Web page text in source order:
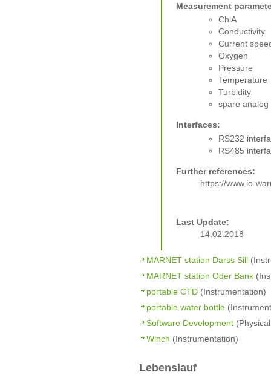
Measurement
ChlA
Conductivity
Current
Oxygen
Pressure
Temperature
Turbidity
spare analog
Interfaces:
RS232
RS485
Further references:
https://www.io-
Last Update:
14.02.2018
MARNET station Darss Sill
MARNET station Oder Bank
portable CTD (Instrumentation)
portable water bottle
Software Development
Winch (Instrumentation)
Lebenslauf